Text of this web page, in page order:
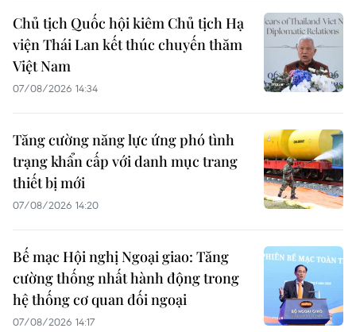
Chủ tịch Quốc hội kiêm Chủ tịch Hạ
viện Thái Lan kết thúc chuyến thăm
Việt Nam
07/08/2026 14:34
Tăng cường năng lực ứng phó tình
trạng khẩn cấp với danh mục trang
thiết bị mới
07/08/2026 14:20
Bế mạc Hội nghị Ngoại giao: Tăng
cường thống nhất hành động trong
hệ thống cơ quan đối ngoại
07/08/2026 14:17